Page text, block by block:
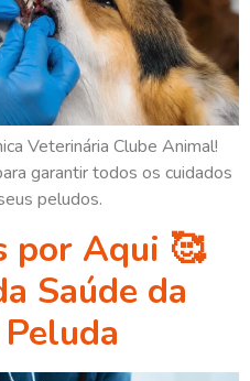
Veterinária Clube Animal!
garantir todos os cuidados
peludos.
por Aqui 🥰
Saúde da